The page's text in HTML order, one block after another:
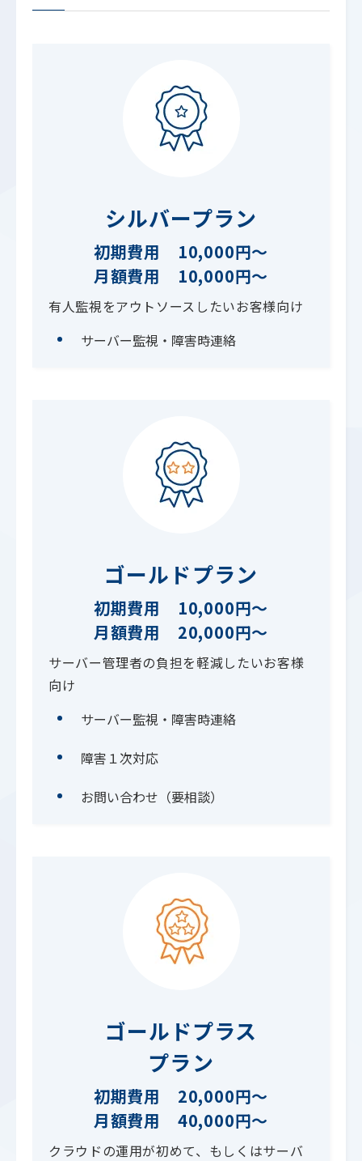
シルバープラン
初期費用 10,000円～
月額費用 10,000円～
有人監視をアウトソースしたいお客様向け
サーバー監視・障害時連絡
ゴールドプラン
初期費用 10,000円～
月額費用 20,000円～
サーバー管理者の負担を軽減したいお客様
向け
サーバー監視・障害時連絡
障害１次対応
お問い合わせ（要相談）
ゴールドプラス
プラン
初期費用 20,000円～
月額費用 40,000円～
クラウドの運用が初めて、もしくはサーバ